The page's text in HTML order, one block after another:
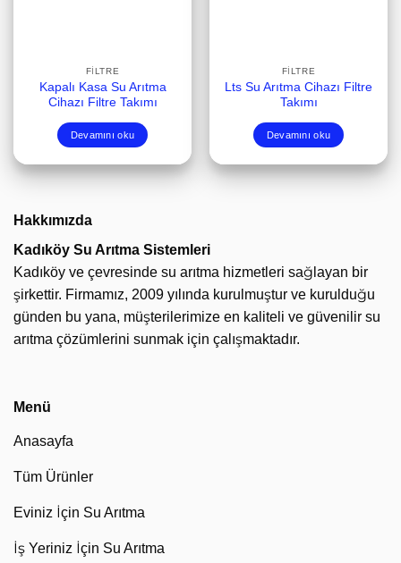
FILTRE
Kapalı Kasa Su Arıtma
Cihazı Filtre Takımı
Devamını oku
FILTRE
Lts Su Arıtma Cihazı Filtre
Takımı
Devamını oku
Hakkımızda
Kadıköy Su Arıtma Sistemleri
Kadıköy ve çevresinde su arıtma hizmetleri sağlayan bir
şirkettir. Firmamız, 2009 yılında kurulmuştur ve kurulduğu
günden bu yana, müşterilerimize en kaliteli ve güvenilir su
arıtma çözümlerini sunmak için çalışmaktadır.
Menü
Anasayfa
Tüm Ürünler
Eviniz İçin Su Arıtma
İş Yeriniz İçin Su Arıtma